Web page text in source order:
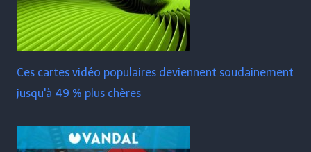
Ces cartes vidéo populaires deviennent soudainement
jusqu'à 49 % plus chères